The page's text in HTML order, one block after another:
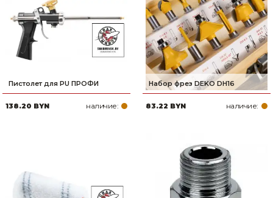
Пистолет для PU ПРОФИ
138.20 BYN наличие:
Набор фрез DEKO DH16
83.22 BYN наличие: